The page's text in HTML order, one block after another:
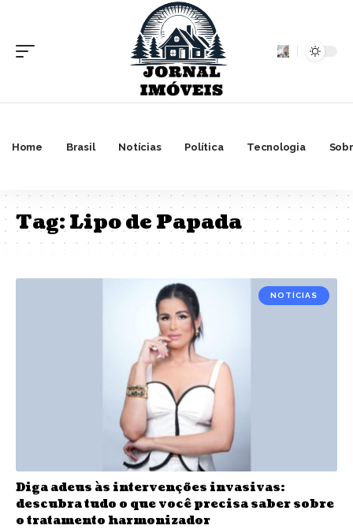
Home Brasil Notícias Política Tecnologia
Tag:Lipo de Papada
NOTÍCIAS
Diga adeus às intervenções invasivas:
descubra tudo o que você precisa saber sobre
o tratamento harmonizador